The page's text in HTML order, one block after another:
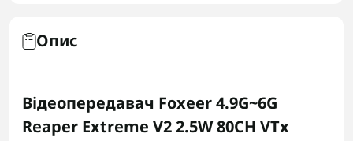
Опис
Відеопередавач Foxeer 4.9G~6G
Reaper Extreme V2 2.5W 80CH VTx